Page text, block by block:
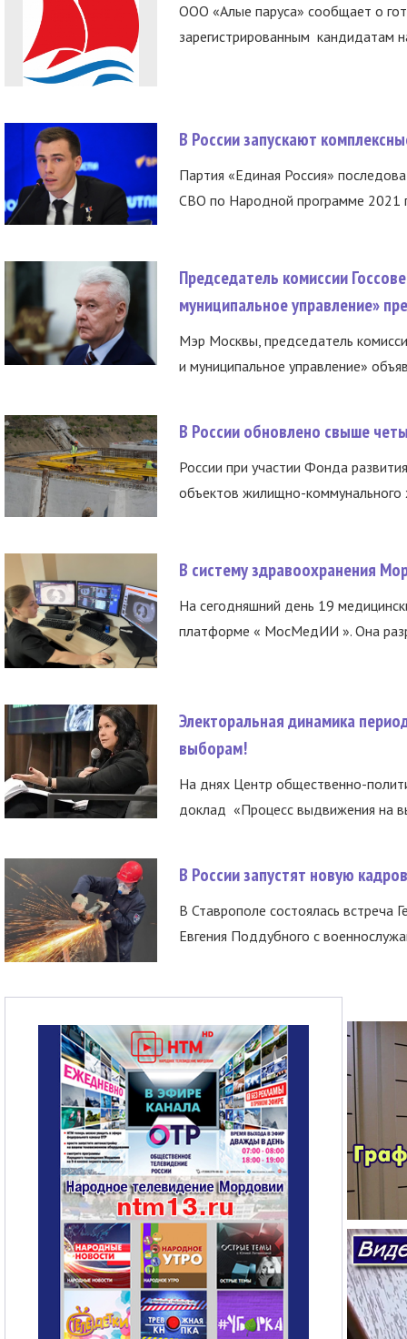
ООО «Алые паруса» сообщает о
зарегистрированным кандидатам
В России запускают
Партия «Единая Россия»
СВО по Народной программе 2021
Председатель комиссии
муниципальное управление»
Мэр Москвы, председатель
и муниципальное управление»
В России обновлено свыше
России при участии Фонда
объектов жилищно-коммунального
В систему здравоохранения
На сегодняшний день 19
платформе « МосМедИИ ». Она
Электоральная динамика
выборам!
На днях Центр общественно-
доклад «Процесс выдвижения на
В России запустят новую
В Ставрополе состоялась встреча
Евгения Поддубного с